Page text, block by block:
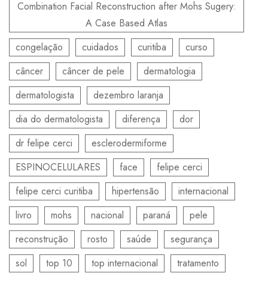
Combination Facial Reconstruction after Mohs Sugery:
A Case Based Atlas
congelação
cuidados curitiba
curso
câncer
câncer de pele
dermatologia
dermatologista
dezembro laranja
dia do dermatologista
diferença
dor
dr felipe cerci
esclerodermiforme
ESPINOCELULARES
face
felipe cerci
felipe cerci curitiba
hipertensão
internacional
livro
mohs nacional paraná
pele
reconstrução
rosto saúde
segurança
sol
top 10 top internacional tratamento